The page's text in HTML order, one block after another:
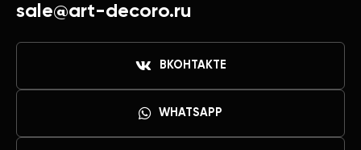
sale@art-decoro.ru
ВКОНТАКТЕ
WHATSAPP